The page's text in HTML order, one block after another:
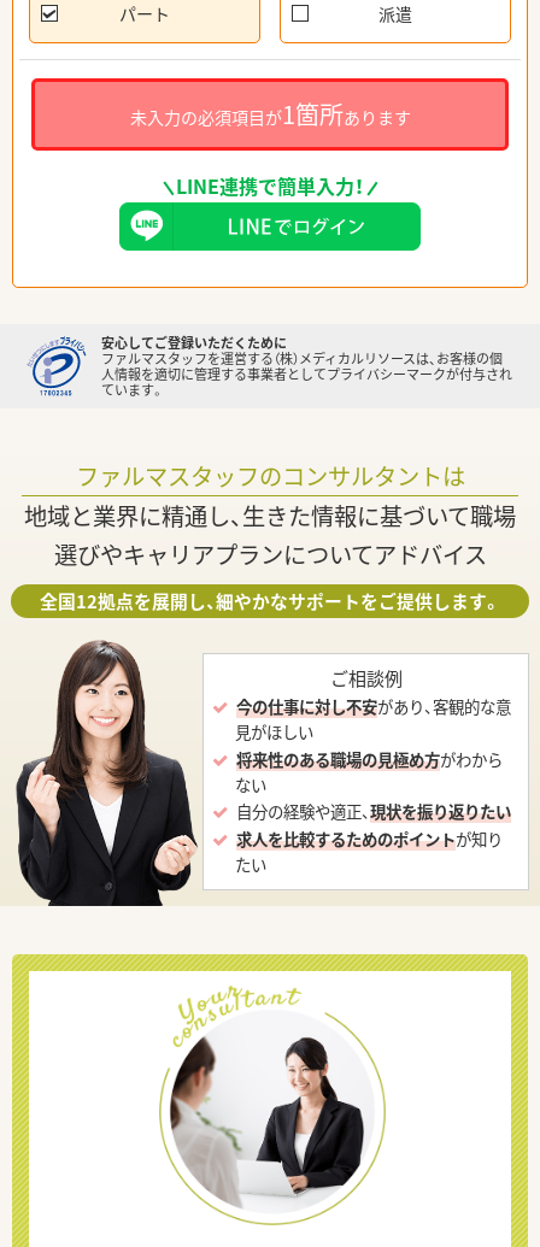
パート 派遣
未入力の必須項目が1箇所あります
LINE連携で簡単入力！
安心してご登録いただくために
ファルマスタッフを運営する（株）メディカルリソースは、お客様の個
人情報を適切に管理する事業者としてプライバシーマークが付与され
ています。
ファルマスタッフのコンサルタントは
地域と業界に精通し、生きた情報に基づいて職場
選びやキャリアプランについてアドバイス
全国12拠点を展開し、細やかなサポートをご提供します。
ご相談例
今の仕事に対し不安があり、客観的な意
見がほしい
将来性のある職場の見極め方がわから
ない
自分の経験や適正、現状を振り返りたい
求人を比較するためのポイントが知り
たい